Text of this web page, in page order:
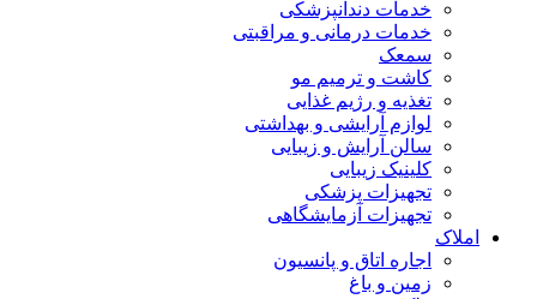
خدمات دندانپزشکی
خدمات درمانی و مراقبتی
سمعک
کاشت و ترمیم مو
تغذیه و رژیم غذایی
لوازم آرایشی و بهداشتی
سالن آرایش و زیبایی
کلینیک زیبایی
تجهیزات پزشکی
تجهیزات آزمایشگاهی
املاک
اجاره اتاق و پانسیون
زمین و باغ